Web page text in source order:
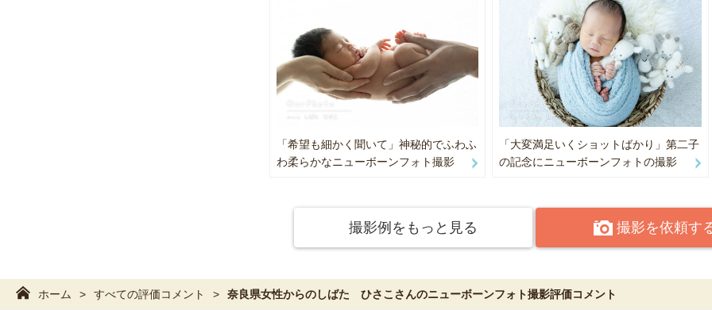
A5.窓際の2畳ぐらいのスペースがあれば撮影可能です。床下まである窓の前で撮影
だきます。ない場合はご相談ください。
Q6.光があまり入らないのですが大丈夫でしょうか。
A6.その日の状況に合わせて撮影させていただいております。ご安心ください。
Q7.眠ってくれるか心配です。
A7.お腹がいっぱいになっていればほぼ眠ってくれています。ただ起きていても可
A8.特に何ポーズとは決まっておりません。時間内でできるだけたくさん撮影してお
（200カット程度）色々なシーンをご希望に合わせたり、こちらでご提案させてい
Q9.データ補正はできますか。
朝日新聞 2021/1
よーいドン「人間国宝さん」認定 2021/2
「希望も細かく聞いて」神秘的でふわふ
わ柔らかなニューボーンフォト撮影
「大変満足いくショットばかり」第二子
の記念にニューボーンフォトの撮影
撮影例をもっと見る 撮影を依頼す
ホーム すべての評価コメント 奈良県女性からのしばた ひさこさんのニューボーンフォト撮影評価コメント